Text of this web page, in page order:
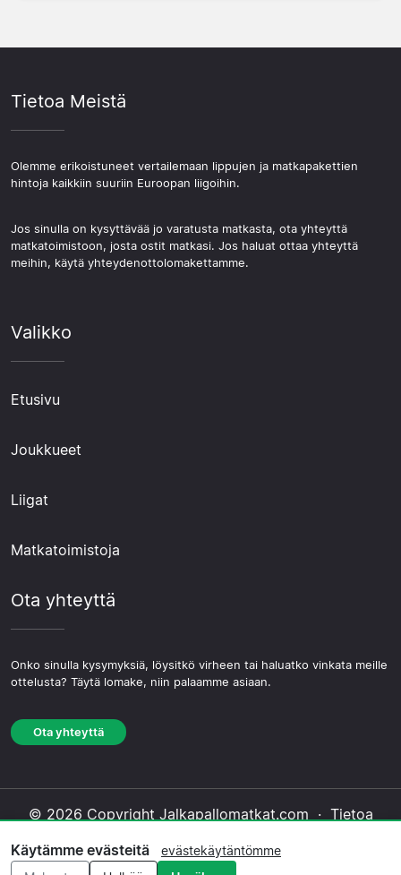
Tietoa Meistä
Olemme erikoistuneet vertailemaan lippujen ja matkapakettien
hintoja kaikkiin suuriin Euroopan liigoihin.
Jos sinulla on kysyttävää jo varatusta matkasta, ota yhteyttä
matkatoimistoon, josta ostit matkasi. Jos haluat ottaa yhteyttä
meihin, käytä yhteydenottolomakettamme.
Valikko
Etusivu
Joukkueet
Liigat
Matkatoimistoja
Ota yhteyttä
Onko sinulla kysymyksiä, löysitkö virheen tai haluatko vinkata meille
ottelusta? Täytä lomake, niin palaamme asiaan.
Ota yhteyttä
© 2026 Copyright Jalkapallomatkat.com · Tietoa
Evästekäytäntö·Toimituksellinen käytäntö
Käytämme evästeitä
evästekäytäntömme